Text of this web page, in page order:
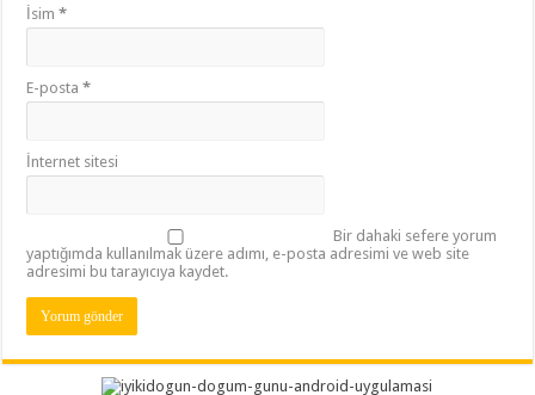
İsim*
E-posta*
İnternet sitesi
Bir dahaki sefere yorum
yaptığımda kullanılmak üzere adımı, e-posta adresimi ve web site
adresimi bu tarayıcıya kaydet.